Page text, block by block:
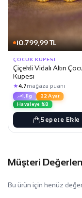
10.799,99 TL
ÇOCUK KÜPESI
Çiçekli Vidalı Altın
Küpesi
★4.7mağaza puanı
1.11g
22 Ayar
Havaleye %8
Sepete Ekle
Müşteri
Bu ürün için henüz